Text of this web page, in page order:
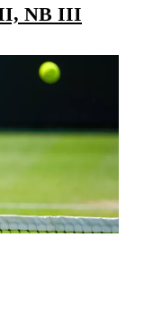
II, NB III